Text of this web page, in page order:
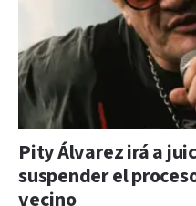
Pity Álvarez irá a
suspender el
vecino